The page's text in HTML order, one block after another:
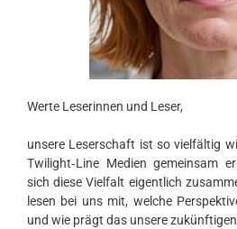
Werte Leserinnen und Leser,
unsere Leserschaft ist so vielfältig
Twilight‑Line Medien gemeinsam
sich diese Vielfalt eigentlich
lesen bei uns mit, welche
und wie prägt das unsere